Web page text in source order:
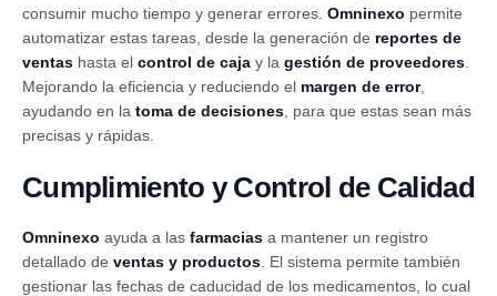
consumir mucho tiempo y generar errores. Omninexo permite
automatizar estas tareas, desde la generación de reportes de
ventas hasta el control de caja y la gestión de proveedores
Mejorando la eficiencia y reduciendo el margen de error,
ayudando en la toma de decisiones , para que estas sean más
precisas y rápidas.
Cumplimiento y Control de Calidad
Omninexo ayuda a las farmacias a mantener un registro
detallado de ventas y productos . El sistema permite también
gestionar las fechas de caducidad de los medicamentos, lo cual